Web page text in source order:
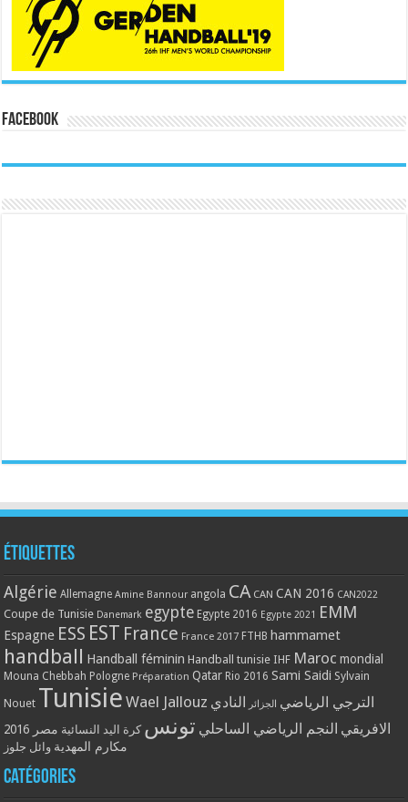
Facebook
Étiquettes
Algérie Allemagne Amine Bannour angola CA CAN CAN 2016 CAN2022
Coupe de Tunisie Danemark egypte Egypte 2016 Egypte 2021 EMM
Espagne ESS EST France France 2017 FTHB hammamet
handball Handball féminin Handball tunisie IHF Maroc mondial
Mouna Chebbah Pologne Préparation Qatar Rio 2016 Sami Saidi Sylvain
Nouet Tunisie Wael Jallouz الترجي الرياضي الجزائر النادي
الافريقي النجم الرياضي الساحلي تونس كرة اليد النسائية مصر 2016
مكارم المهدية وائل جلوز
Catégories